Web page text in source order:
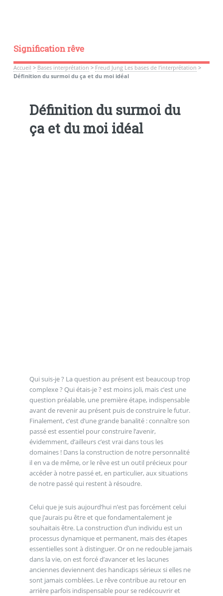
Signification rêve
Accueil > Bases interprétation > Freud Jung Les bases de l’interprétation >
Définition du surmoi du ça et du moi idéal
Définition du surmoi du
ça et du moi idéal
Qui suis-je ? La question au présent est beaucoup trop
complexe ? Qui étais-je ? est moins joli, mais c’est une
question préalable, une première étape, indispensable
avant de revenir au présent puis de construire le futur.
Finalement, c’est d’une grande banalité : connaître son
passé est essentiel pour construire l’avenir,
évidemment, d’ailleurs c’est vrai dans tous les
domaines ! Dans la construction de notre personnalité
il en va de même, or le rêve est un outil précieux pour
accéder à notre passé et, en particulier, aux situations
de notre passé qui restent à résoudre.
Celui que je suis aujourd’hui n’est pas forcément celui
que j’aurais pu être et que fondamentalement je
souhaitais être. La construction d’un individu est un
processus dynamique et permanent, mais des étapes
essentielles sont à distinguer. Or on ne redouble jamais
dans la vie, on est forcé d’avancer et les lacunes
anciennes deviennent des handicaps sérieux si elles ne
sont jamais comblées. Le rêve contribue au retour en
arrière parfois indispensable pour se redécouvrir et